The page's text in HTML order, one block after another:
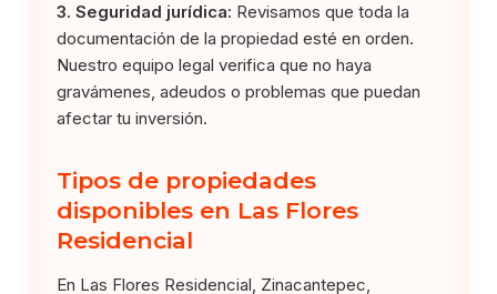
3. Seguridad jurídica: Revisamos que toda la
documentación de la propiedad esté en orden.
Nuestro equipo legal verifica que no haya
gravámenes, adeudos o problemas que puedan
afectar tu inversión.
Tipos de propiedades
disponibles en Las Flores
Residencial
En Las Flores Residencial, Zinacantepec,